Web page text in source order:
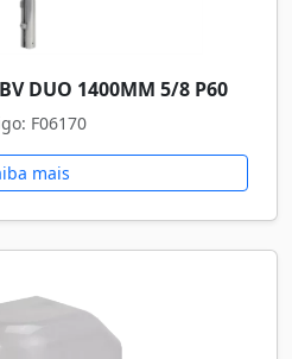
DUO 1400MM 5/8 P60
F06170
mais